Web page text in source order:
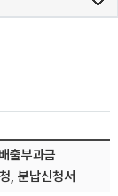
출부과금
, 분납신청서